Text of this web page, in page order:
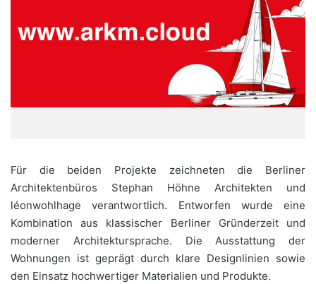
Für die beiden Projekte zeichneten die Berliner
Architektenbüros Stephan Höhne Architekten und
léonwohlhage verantwortlich. Entworfen wurde eine
Kombination aus klassischer Berliner Gründerzeit und
moderner Architektursprache. Die Ausstattung der
Wohnungen ist geprägt durch klare Designlinien sowie
den Einsatz hochwertiger Materialien und Produkte.